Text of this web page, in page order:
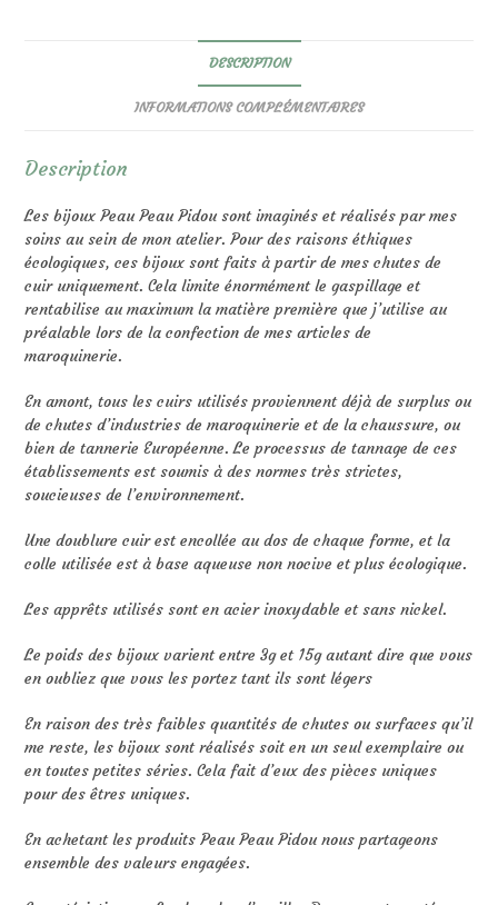
DESCRIPTION
INFORMATIONS COMPLÉMENTAIRES
Description
Les bijoux Peau Peau Pidou sont imaginés et réalisés par mes
soins au sein de mon atelier. Pour des raisons éthiques
écologiques, ces bijoux sont faits à partir de mes chutes de
cuir uniquement. Cela limite énormément le gaspillage et
rentabilise au maximum la matière première que j’utilise au
préalable lors de la confection de mes articles de
maroquinerie.
En amont, tous les cuirs utilisés proviennent déjà de surplus ou
de chutes d’industries de maroquinerie et de la chaussure, ou
bien de tannerie Européenne. Le processus de tannage de ces
établissements est soumis à des normes très strictes,
soucieuses de l’environnement.
Une doublure cuir est encollée au dos de chaque forme, et la
colle utilisée est à base aqueuse non nocive et plus écologique.
Les apprêts utilisés sont en acier inoxydable et sans nickel.
Le poids des bijoux varient entre 3g et 15g autant dire que vous
en oubliez que vous les portez tant ils sont légers
En raison des très faibles quantités de chutes ou surfaces qu’il
me reste, les bijoux sont réalisés soit en un seul exemplaire ou
en toutes petites séries. Cela fait d’eux des pièces uniques
pour des êtres uniques.
En achetant les produits Peau Peau Pidou nous partageons
ensemble des valeurs engagées.